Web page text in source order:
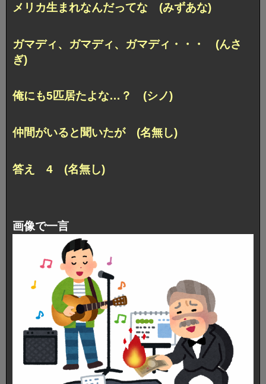
メリカ生まれなんだってな (みずあな)
ガマディ、ガマディ、ガマディ・・・ (んさ
ぎ)
俺にも5匹居たよな…？ (シノ)
仲間がいると聞いたが (名無し)
答え 4 (名無し)
画像で一言